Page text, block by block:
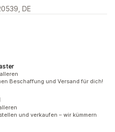
DE
Beschaffung und Versand für dich!
und verkaufen – wir kümmern